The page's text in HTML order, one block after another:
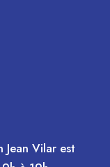
Vilar est